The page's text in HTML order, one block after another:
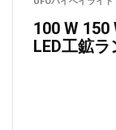
100 W 150
LED工鉱ラ